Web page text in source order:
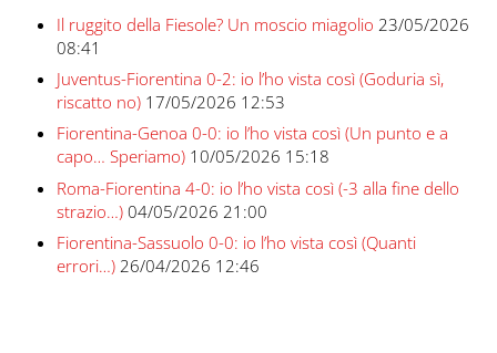
Il ruggito della Fiesole? Un moscio miagolio 23/05/2026
08:41
Juventus-Fiorentina 0-2: io l’ho vista così (Goduria sì,
riscatto no) 17/05/2026 12:53
Fiorentina-Genoa 0-0: io l’ho vista così (Un punto e a
capo… Speriamo) 10/05/2026 15:18
Roma-Fiorentina 4-0: io l’ho vista così (-3 alla fine dello
strazio…) 04/05/2026 21:00
Fiorentina-Sassuolo 0-0: io l’ho vista così (Quanti
errori…) 26/04/2026 12:46